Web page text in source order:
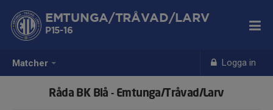
Matcher Logga in
EMTUNGA/TRÅVAD/LARV
P15-16
Råda BK Blå - Emtunga/Tråvad/Larv